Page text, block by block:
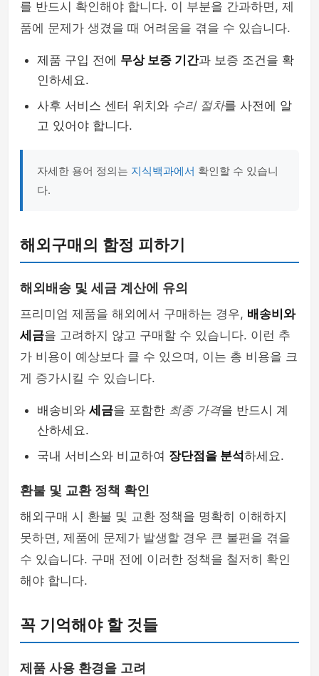
를 반드시 확인해야 합니다. 이 부분을 간과하면, 제
품에 문제가 생겼을 때 어려움을 겪을 수 있습니다.
제품 구입 전에 무상 보증 기간과 보증 조건을 확
인하세요.
사후 서비스 센터 위치와 수리 절차를 사전에 알
고 있어야 합니다.
자세한 용어 정의는 지식백과에서 확인할 수 있습니
다.
해외구매의 함정 피하기
해외배송 및 세금 계산에 유의
프리미엄 제품을 해외에서 구매하는 경우, 배송비와
세금을 고려하지 않고 구매할 수 있습니다. 이런 추
가 비용이 예상보다 클 수 있으며, 이는 총 비용을 크
게 증가시킬 수 있습니다.
배송비와 세금을 포함한 최종 가격을 반드시 계
산하세요.
국내 서비스와 비교하여 장단점을 분석하세요.
환불 및 교환 정책 확인
해외구매 시 환불 및 교환 정책을 명확히 이해하지
못하면, 제품에 문제가 발생할 경우 큰 불편을 겪을
수 있습니다. 구매 전에 이러한 정책을 철저히 확인
해야 합니다.
꼭 기억해야 할 것들
제품 사용 환경을 고려